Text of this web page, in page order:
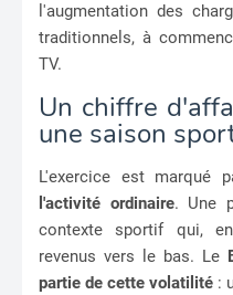
l'augmentation des
traditionnels, à
TV.
Un chiffre
une saison
L'exercice est marqué
l'activité ordinaire. Une
contexte sportif qui,
revenus vers le bas. Le
partie de cette volatilité :